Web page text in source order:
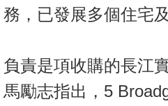
手
冊
關
於
我
務，已發展多個住宅
負責是項收購的長江
馬勵志指出，5